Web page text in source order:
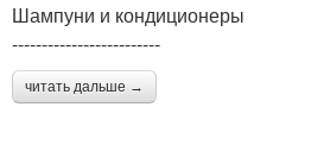
Шампуни и кондиционеры
-------------------------
читать дальше →